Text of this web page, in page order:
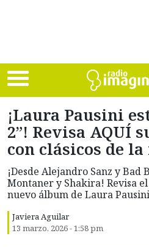
¡Laura Pausini
2”! Revisa AQUÍ
con clásicos de
¡Desde Alejandro Sanz y Bad
Montaner y Shakira! Revisa
nuevo álbum de Laura
Javiera Aguilar
13 marzo, 2026 - 1:58 pm